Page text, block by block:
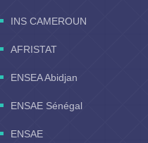
INS CAMEROUN
AFRISTAT
ENSEA Abidjan
ENSAE Sénégal
ENSAE